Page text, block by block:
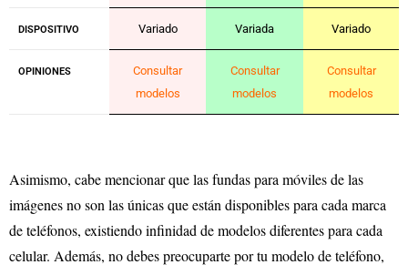
DISPOSITIVO Variado Variada Variado
OPINIONES
Consultar
modelos
Consultar
modelos
Consultar
modelos
Asimismo, cabe mencionar que las fundas para móviles de las
imágenes no son las únicas que están disponibles para cada marca
de teléfonos, existiendo infinidad de modelos diferentes para cada
celular. Además, no debes preocuparte por tu modelo de teléfono,